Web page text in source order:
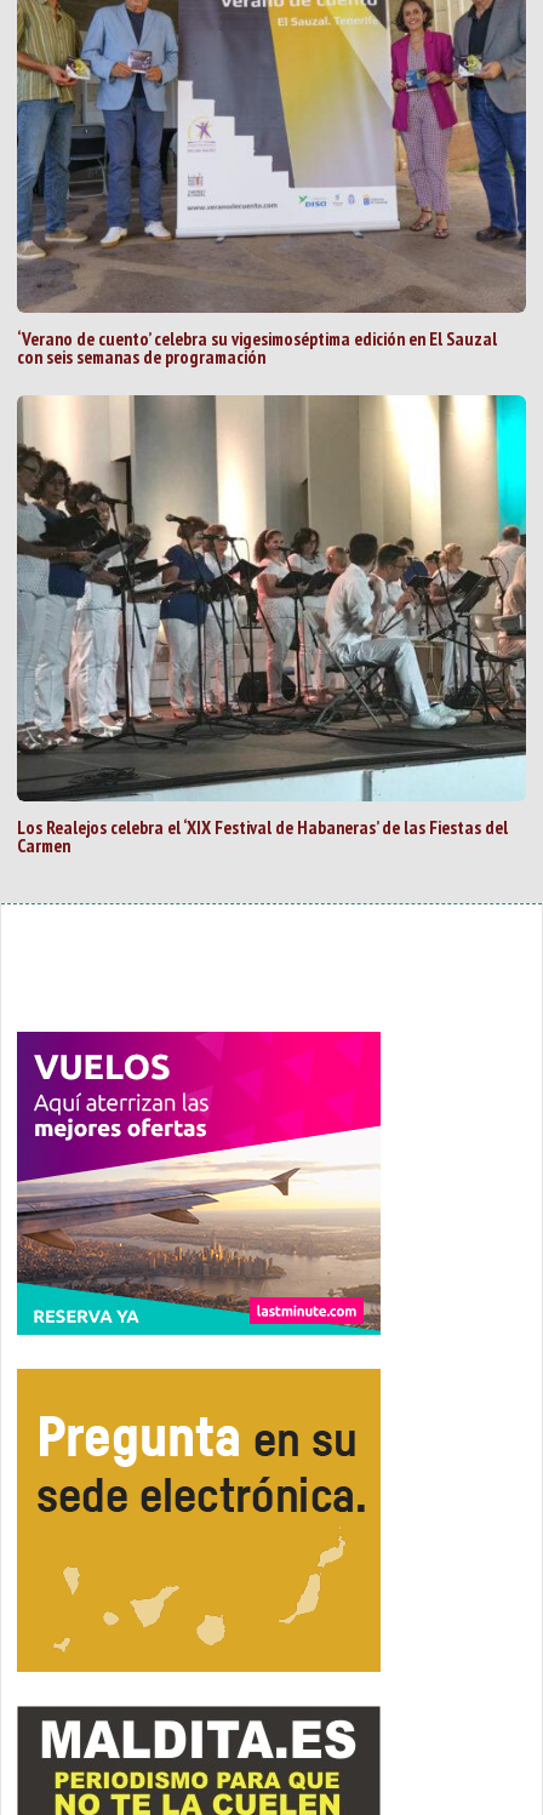
‘Verano de cuento’ celebra su vigesimoséptima edición en El Sauzal
con seis semanas de programación
Los Realejos celebra el ‘XIX Festival de Habaneras’ de las Fiestas del
Carmen